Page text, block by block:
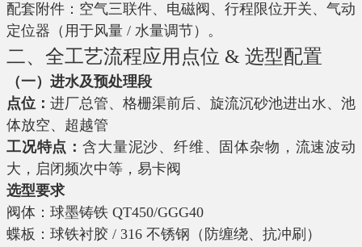
配套附件：空气三联件、电磁阀、行程限位开关、气动
定位器（用于风量 / 水量调节）。
二、全工艺流程应用点位 & 选型配置
（一）进水及预处理段
点位： 进厂总管、格栅渠前后、旋流沉砂池进出水、池
体放空、超越管
工况特点：含大量泥沙、纤维、固体杂物，流速波动
大，启闭频次中等，易卡阀
选型要求
阀体：球墨铸铁 QT450/GGG40
蝶板：球铁衬胶 / 316 不锈钢（防缠绕、抗冲刷）